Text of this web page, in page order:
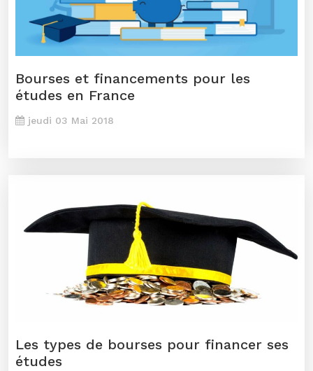
Bourses et financements pour les
études en France
jeudi 03 Mai 2018
Les types de bourses pour financer ses
études